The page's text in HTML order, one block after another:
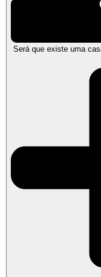
Será que existe uma